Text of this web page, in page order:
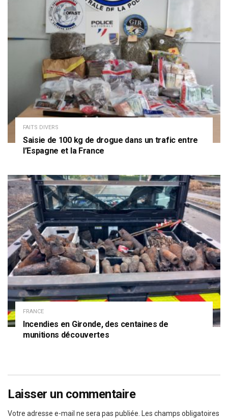
FAITS DIVERS
Saisie de 100 kg de drogue dans un trafic entre
l’Espagne et la France
FRANCE
Incendies en Gironde, des centaines de
munitions découvertes
Laisser un commentaire
Votre adresse e-mail ne sera pas publiée. Les champs obligatoires